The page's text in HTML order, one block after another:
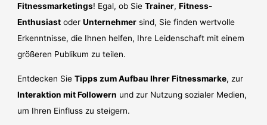
Fitnessmarketings! Egal, ob SieTrainer,Fitness-
Enthusiast oderUnternehmer sind, Sie finden wertvolle
Erkenntnisse, die Ihnen helfen, Ihre Leidenschaft mit einem
größeren Publikum zu teilen.
Entdecken SieTipps zum Aufbau Ihrer Fitnessmarke, zur
Interaktion mit Followern und zur Nutzung sozialer Medien,
um Ihren Einfluss zu steigern.